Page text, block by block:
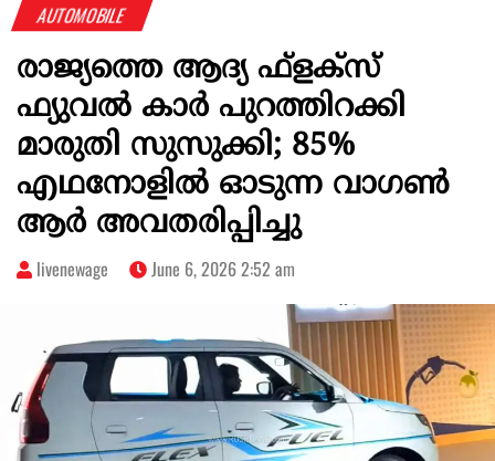
AUTOMOBILE
രാജ്യത്തെ ആദ്യ ഫ്‌ളക്‌സ്
ഫ്യുവല്‍ കാർ പുറത്തിറക്കി
മാരുതി സുസുക്കി; 85%
എഥനോളിൽ ഓടുന്ന വാഗൺ
ആർ അവതരിപ്പിച്ചു
livenewage June 6, 2026 2:52 am